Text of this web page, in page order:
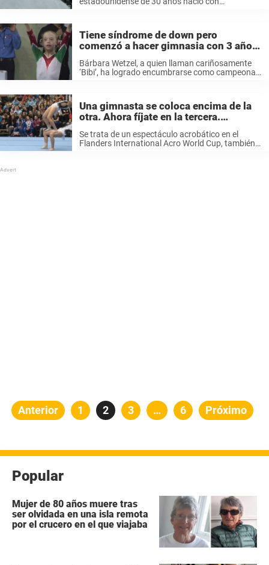
Tiene síndrome de down pero
comenzó a hacer gimnasia con 3 años.
mundo.
Bárbara Wetzel, a quien llaman cariñosamente
‘Bibi’, ha logrado encumbrarse como campeona
Una gimnasta se coloca encima de la
otra. Ahora fíjate en la tercera.
Se trata de un espectáculo acrobático en el
Flanders International Acro World Cup, también
Paginación
Anterior Página
1 Página
2 Página
3 … Página
6 Próximo
Popular
Mujer de 80 años muere tras
ser olvidada en una isla remota
por el crucero en el que viajaba